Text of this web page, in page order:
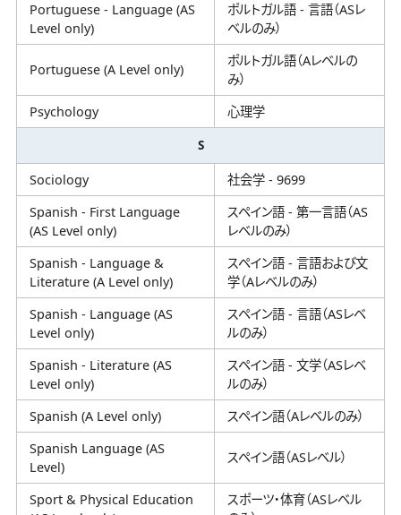
Portuguese - Language (AS
Level only)
ポルトガル語 - 言語（ASレ
ベルのみ）
Portuguese (A Level only)
ポルトガル語（Aレベルの
み）
Psychology
心理学
S
Sociology
社会学 - 9699
Spanish - First Language
(AS Level only)
スペイン語 - 第一言語（AS
レベルのみ）
Spanish - Language &
Literature (A Level only)
スペイン語 - 言語および文
学（Aレベルのみ）
Spanish - Language (AS
Level only)
スペイン語 - 言語（ASレベ
ルのみ）
Spanish - Literature (AS
Level only)
スペイン語 - 文学（ASレベ
ルのみ）
Spanish (A Level only)
スペイン語（Aレベルのみ）
Spanish Language (AS
Level)
スペイン語（ASレベル）
Sport & Physical Education
スポーツ・体育（ASレベル